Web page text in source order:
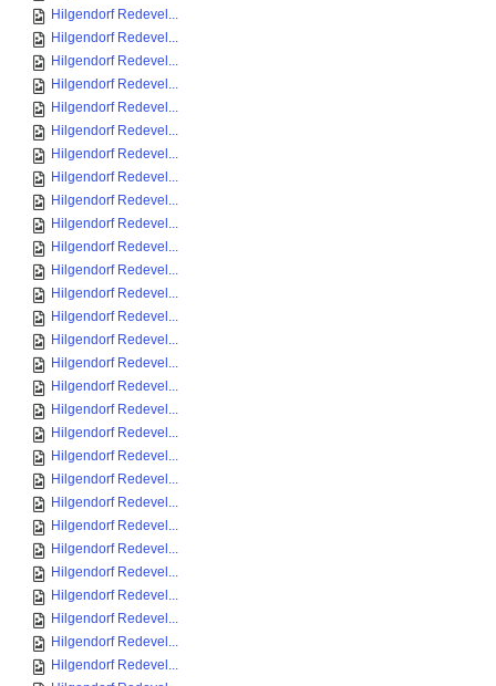
Hilgendorf Redevel...
Hilgendorf Redevel...
Hilgendorf Redevel...
Hilgendorf Redevel...
Hilgendorf Redevel...
Hilgendorf Redevel...
Hilgendorf Redevel...
Hilgendorf Redevel...
Hilgendorf Redevel...
Hilgendorf Redevel...
Hilgendorf Redevel...
Hilgendorf Redevel...
Hilgendorf Redevel...
Hilgendorf Redevel...
Hilgendorf Redevel...
Hilgendorf Redevel...
Hilgendorf Redevel...
Hilgendorf Redevel...
Hilgendorf Redevel...
Hilgendorf Redevel...
Hilgendorf Redevel...
Hilgendorf Redevel...
Hilgendorf Redevel...
Hilgendorf Redevel...
Hilgendorf Redevel...
Hilgendorf Redevel...
Hilgendorf Redevel...
Hilgendorf Redevel...
Hilgendorf Redevel...